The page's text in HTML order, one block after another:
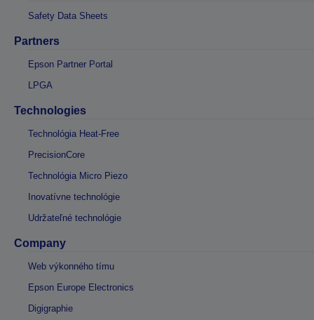
Safety Data Sheets
Partners
Epson Partner Portal
LPGA
Technologies
Technológia Heat-Free
PrecisionCore
Technológia Micro Piezo
Inovatívne technológie
Udržateľné technológie
Company
Web výkonného tímu
Epson Europe Electronics
Digigraphie